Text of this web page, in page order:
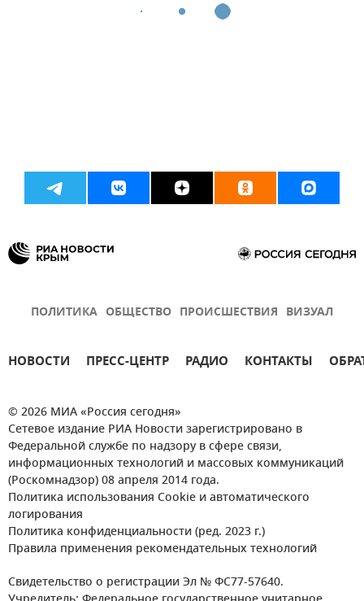
ПОЛИТИКА ОБЩЕСТВО ПРОИСШЕСТВИЯ ВИЗУАЛ
НОВОСТИ ПРЕСС-ЦЕНТР РАДИО КОНТАКТЫ
© 2026 МИА «Россия сегодня»
Сетевое издание РИА Новости зарегистрировано в
Федеральной службе по надзору в сфере связи,
информационных технологий и массовых коммуникаций
(Роскомнадзор) 08 апреля 2014 года.
Политика использования Cookie и автоматического
логирования
Политика конфиденциальности (ред. 2023 г.)
Правила применения рекомендательных технологий
Свидетельство о регистрации Эл № ФС77-57640.